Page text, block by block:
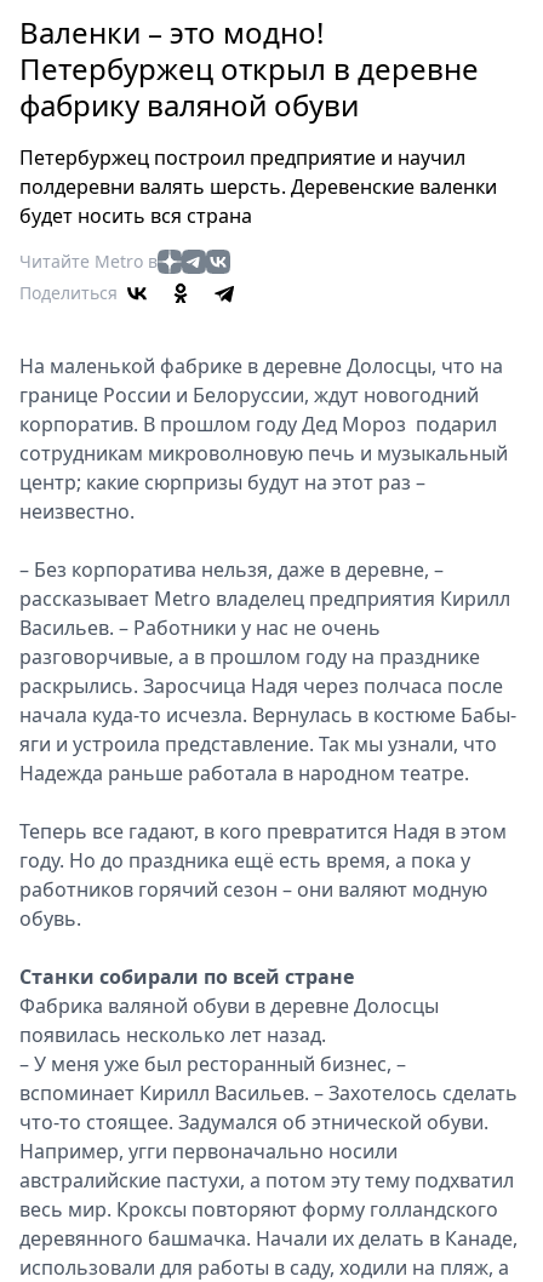
Россия
Мир
Здоровье
Туризм
Мода
Кино
Афиша
Выставки
Пресс-
релизы
О
Metro
Спецпроекты
Звезды
Выборы
2026
Скачай
Metro
Валенки – это модно!
Петербуржец открыл в деревне
фабрику валяной обуви
Петербуржец построил предприятие и научил
полдеревни валять шерсть. Деревенские валенки
будет носить вся страна
Читайте Metro в
Поделиться
На маленькой фабрике в деревне Долосцы, что на
границе России и Белоруссии, ждут новогодний
корпоратив. В прошлом году Дед Мороз подарил
сотрудникам микроволновую печь и музыкальный
центр; какие сюрпризы будут на этот раз –
неизвестно.
– Без корпоратива нельзя, даже в деревне, –
рассказывает Metro владелец предприятия Кирилл
Васильев. – Работники у нас не очень
разговорчивые, а в прошлом году на празднике
раскрылись. Заросчица Надя через полчаса после
начала куда-то исчезла. Вернулась в костюме Бабы-
яги и устроила представление. Так мы узнали, что
Надежда раньше работала в народном театре.
Теперь все гадают, в кого превратится Надя в этом
году. Но до праздника ещё есть время, а пока у
работников горячий сезон – они валяют модную
обувь.
Станки собирали по всей стране
Фабрика валяной обуви в деревне Долосцы
появилась несколько лет назад.
– У меня уже был ресторанный бизнес, –
вспоминает Кирилл Васильев. – Захотелось сделать
что-то стоящее. Задумался об этнической обуви.
Например, угги первоначально носили
австралийские пастухи, а потом эту тему подхватил
весь мир. Кроксы повторяют форму голландского
деревянного башмачка. Начали их делать в Канаде,
использовали для работы в саду, ходили на пляж, а